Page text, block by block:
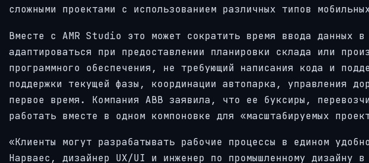
сложными проектами с использованием различных типов
Вместе с AMR Studio это может сократить время ввода данных
адаптироваться при предоставлении планировки склада или
программного обеспечения, не требующий написания кода и
поддержки текущей фазы, координации автопарка, управления
первое время. Компания ABB заявила, что ее буксиры,
работать вместе в одном компоновке для «масштабируемых
«Клиенты могут разрабатывать рабочие процессы в едином
Нарваес, дизайнер UX/UI и инженер по промышленному дизайну